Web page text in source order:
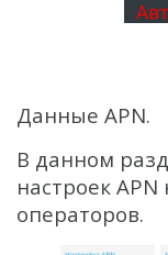
Данные APN.
В данном
настроек
операторов.